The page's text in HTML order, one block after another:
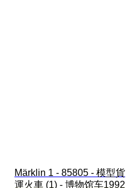
Märklin 1 - 85805 - 模型貨
運火車 (1) - 博物馆车1992